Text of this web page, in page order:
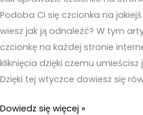
Podoba Ci się czcionka na
wiesz jak ją odnaleźć? W tym
czcionkę na każdej stronie
kliknięcia dzięki czemu
Dzięki tej wtyczce dowiesz się
Jak
Dowiedz się więcej »